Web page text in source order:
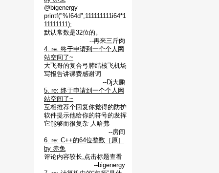
@bigenergy
printf("%I64d",111111111i64*1
11111111);
默认常数是32位的。
--再来三斤肉
4. re: 终于申请到一个个人网
站空间了~
大飞哥的复合弓肺结核飞机场
写报告讲课费感谢词
--Dj大鹏
5. re: 终于申请到一个个人网
站空间了~
互相推荐个回复你觉得的防护
软件提示他给你的符号的发挥
它能够而很复杂 人哈弗
--房间
6. re: C++的64位整数［原］
by 赤兔
评论内容较长,点击标题查看
--bigenergy